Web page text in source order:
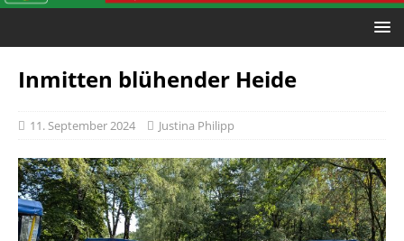
Inmitten blühender Heide
11. September 2024 Justina Philipp